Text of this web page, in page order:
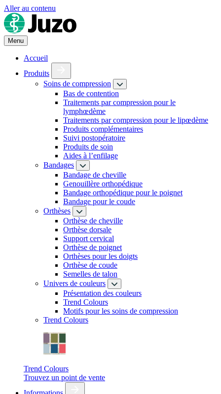
Aller au contenu
Menu
Accueil
Produits
Soins de compression
Bas de contention
Traitements par compression pour le
lymphœdème
Traitements par compression pour le lipœdème
Produits complémentaires
Suivi postopératoire
Produits de soin
Aides à l’enfilage
Bandages
Bandage de cheville
Genouillère orthopédique
Bandage orthopédique pour le poignet
Bandage pour le coude
Orthèses
Orthèse de cheville
Orthèse dorsale
Support cervical
Orthèse de poignet
Orthèses pour les doigts
Orthèse de coude
Semelles de talon
Univers de couleurs
Présentation des couleurs
Trend Colours
Motifs pour les soins de compression
Trend Colours
Trend Colours
Trouvez un point de vente